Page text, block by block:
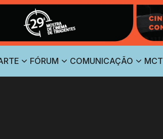
FÓRUM COMUNICAÇÃO